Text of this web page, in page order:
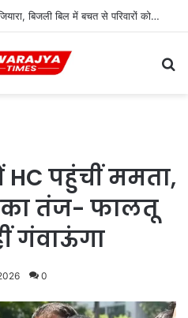
पीएम सूर्य घर योजना से घर-घर उजियारा, बिजली बिल में बचत से परिवारों को मिल रहा आर्थिक संबल
पहुंचीं ममता,
का तंज- फालतू
गंवाऊंगा
0